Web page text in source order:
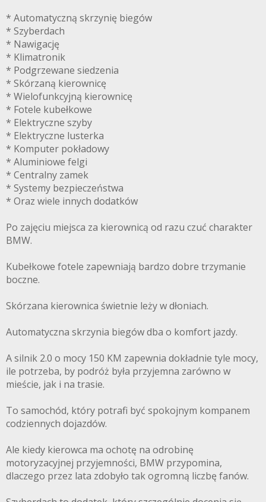
* Automatyczną skrzynię biegów
* Szyberdach
* Nawigację
* Klimatronik
* Podgrzewane siedzenia
* Skórzaną kierownicę
* Wielofunkcyjną kierownicę
* Fotele kubełkowe
* Elektryczne szyby
* Elektryczne lusterka
* Komputer pokładowy
* Aluminiowe felgi
* Centralny zamek
* Systemy bezpieczeństwa
* Oraz wiele innych dodatków
Po zajęciu miejsca za kierownicą od razu czuć charakter
BMW.
Kubełkowe fotele zapewniają bardzo dobre trzymanie
boczne.
Skórzana kierownica świetnie leży w dłoniach.
Automatyczna skrzynia biegów dba o komfort jazdy.
A silnik 2.0 o mocy 150 KM zapewnia dokładnie tyle mocy,
ile potrzeba, by podróż była przyjemna zarówno w
mieście, jak i na trasie.
To samochód, który potrafi być spokojnym kompanem
codziennych dojazdów.
Ale kiedy kierowca ma ochotę na odrobinę
motoryzacyjnej przyjemności, BMW przypomina,
dlaczego przez lata zdobyło tak ogromną liczbę fanów.